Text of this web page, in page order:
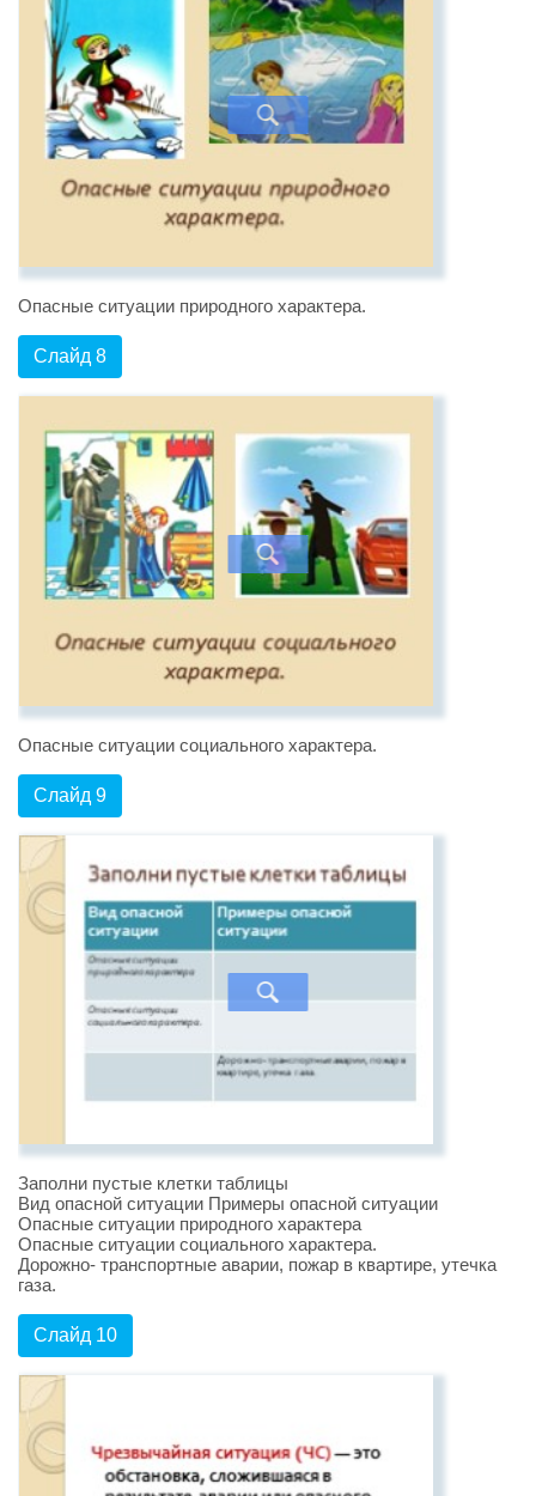
Опасные ситуации природного характера.
Слайд 8
Опасные ситуации социального характера.
Слайд 9
Заполни пустые клетки таблицы
Вид опасной ситуации Примеры опасной ситуации
Опасные ситуации природного характера
Опасные ситуации социального характера.
Дорожно- транспортные аварии, пожар в квартире, утечка
газа.
Слайд 10